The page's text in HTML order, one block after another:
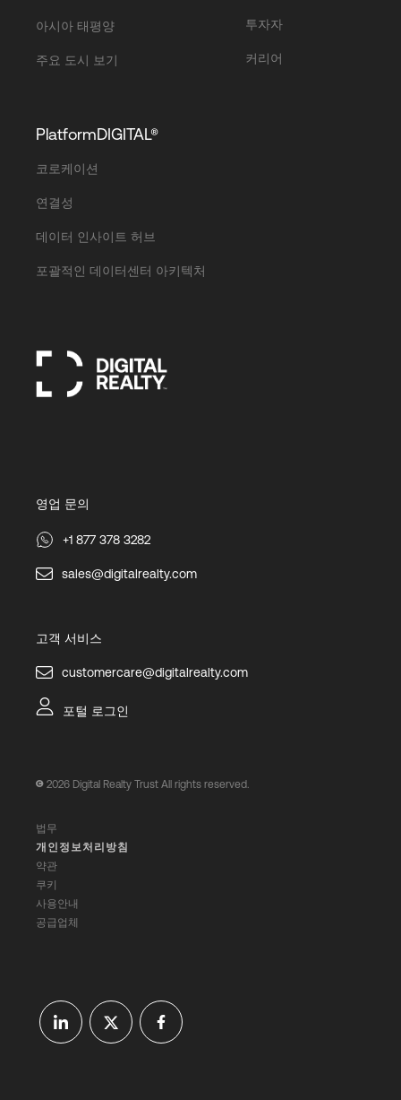
벌 기업에서 주요 리더십 직책을 수행해 왔습니다.고
객 및 파트너와의 탄탄한 관계를 구축하는 능력을 바
Paula는 통신 업계 내 포용성과 다양성 증진에 깊은
속적으로 이어가고 있습니다.그녀는 런던대학교 킹
스칼리지(King’s College, University of London)에서
아시아 태평양
주요 도시 보기
투자자
커리어
PlatformDIGITAL®
코로케이션
연결성
데이터 인사이트 허브
포괄적인 데이터센터 아키텍처
영업 문의
+1 877 378 3282
sales@digitalrealty.com
고객 서비스
customercare@digitalrealty.com
포털 로그인
2026 Digital Realty Trust All rights reserved.
법무
개인정보처리방침
약관
쿠키
사용안내
공급업체